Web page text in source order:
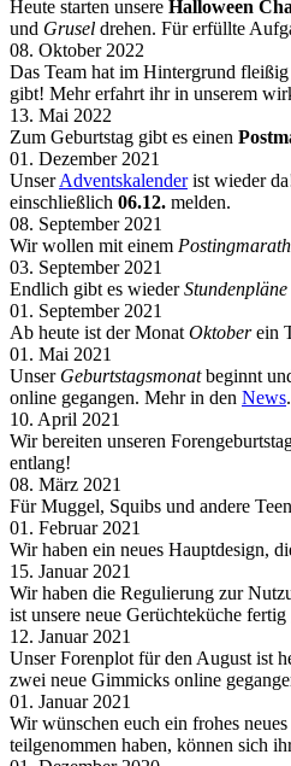
Heute starten unsere Halloween
und Grusel drehen. Für erfüllte
08. Oktober 2022
Das Team hat im Hintergrund
gibt! Mehr erfahrt ihr in unserem
13. Mai 2022
Zum Geburtstag gibt es einen
01. Dezember 2021
UnserAdventskalenderist wieder
einschließlich 06.12. melden.
08. September 2021
Wir wollen mit einem
03. September 2021
Endlich gibt es wiederStundenpläne
01. September 2021
Ab heute ist der Monat Oktoberein
01. Mai 2021
Unser Geburtstagsmonatbeginnt
online gegangen. Mehr in den News.
10. April 2021
Wir bereiten unseren
entlang!
08. März 2021
Für Muggel, Squibs und andere
01. Februar 2021
Wir haben ein neues Hauptdesign,
15. Januar 2021
Wir haben die Regulierung zur
ist unsere neue Gerüchteküche
12. Januar 2021
Unser Forenplot für den August ist
zwei neue Gimmicks online
01. Januar 2021
Wir wünschen euch ein frohes
teilgenommen haben, können sich